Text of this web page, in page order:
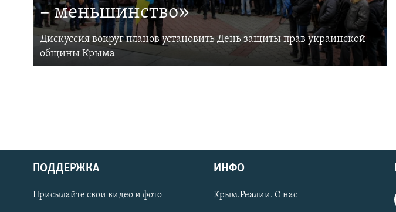
Українською
– меньшинство»
Дискуссия вокруг планов установить День защиты прав украинской
общины Крыма
ПОДДЕРЖКА
Присылайте свои видео и фото
ИНФО
Крым.Реалии. О нас